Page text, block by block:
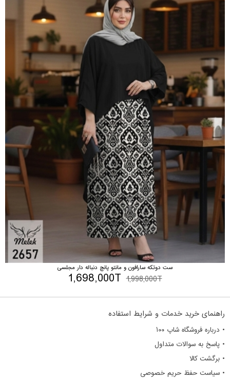
ست دوتکه سارافون و مانتو پانچ دنباله دار مجلسی
1,998,000T
1,698,000T
راهنمای خرید خدمات و شرایط استفاده
• درباره فروشگاه شاپ ۱۰۰
• پاسخ به سوالات متداول
• برگشت کالا
• سیاست حفظ حریم خصوصی